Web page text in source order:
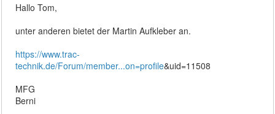
Hallo Tom,
unter anderen bietet der Martin Aufkleber an.
https://www.trac-
technik.de/Forum/member...on=profile&uid=11508
MFG
Berni